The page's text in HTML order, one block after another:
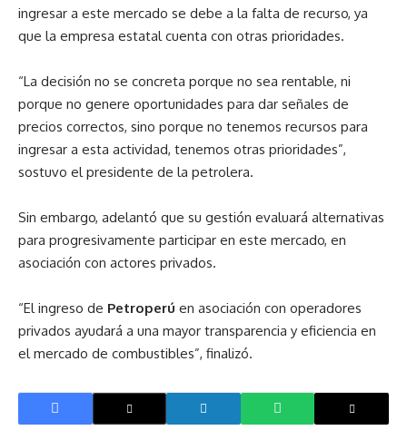
ingresar a este mercado se debe a la falta de recurso, ya
que la empresa estatal cuenta con otras prioridades.
“La decisión no se concreta porque no sea rentable, ni
porque no genere oportunidades para dar señales de
precios correctos, sino porque no tenemos recursos para
ingresar a esta actividad, tenemos otras prioridades”,
sostuvo el presidente de la petrolera.
Sin embargo, adelantó que su gestión evaluará alternativas
para progresivamente participar en este mercado, en
asociación con actores privados.
“El ingreso de Petroperú en asociación con operadores
privados ayudará a una mayor transparencia y eficiencia en
el mercado de combustibles”, finalizó.